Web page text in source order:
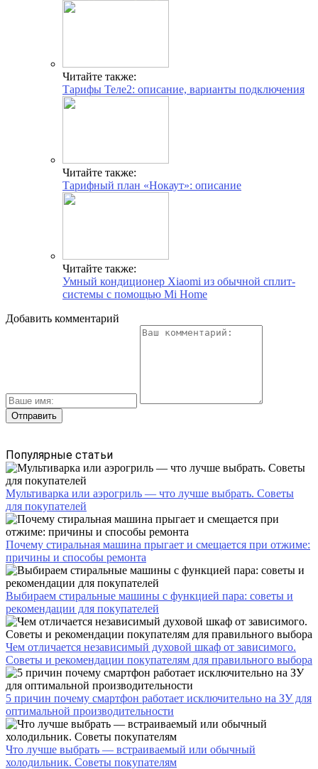
Читайте также:
Тарифы Теле2: описание, варианты подключения
Читайте также:
Тарифный план «Нокаут»: описание
Читайте также:
Умный кондиционер Xiaomi из обычной сплит-
системы с помощью Mi Home
Добавить комментарий
Популярные статьи
Мультиварка или аэрогриль — что лучше выбрать. Советы
для покупателей
Почему стиральная машина прыгает и смещается при отжиме:
причины и способы ремонта
Выбираем стиральные машины с функцией пара: советы и
рекомендации для покупателей
Чем отличается независимый духовой шкаф от зависимого.
Советы и рекомендации покупателям для правильного выбора
5 причин почему смартфон работает исключительно на ЗУ для
оптимальной производительности
Что лучше выбрать — встраиваемый или обычный
холодильник. Советы покупателям